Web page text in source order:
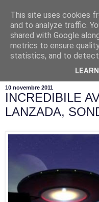
10 novembre 2011
INCREDIBILE
LANZADA,
This site uses cookies
and to analyze traffic.
shared with Google
metrics to ensure
statistics, and to detect